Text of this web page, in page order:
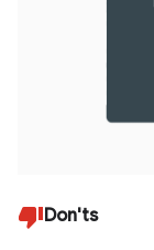
Don'ts